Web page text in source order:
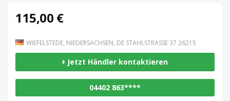
115,00 €
WIEFELSTEDE, NIEDERSACHSEN, DE STAHLSTRASSE 37 26215
Jetzt Händler kontaktieren
04402 863****